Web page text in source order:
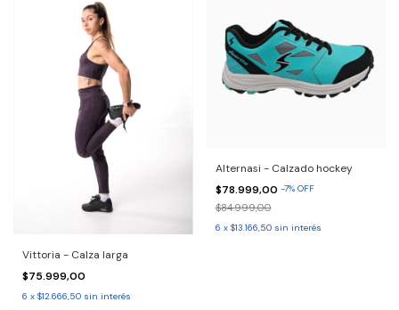
Vittoria - Calza larga
$75.999,00
6 x $12.666,50 sin interés
Alternasi - Calzado hockey
$78.999,00 -7% OFF
$84.999,00
6 x $13.166,50 sin interés